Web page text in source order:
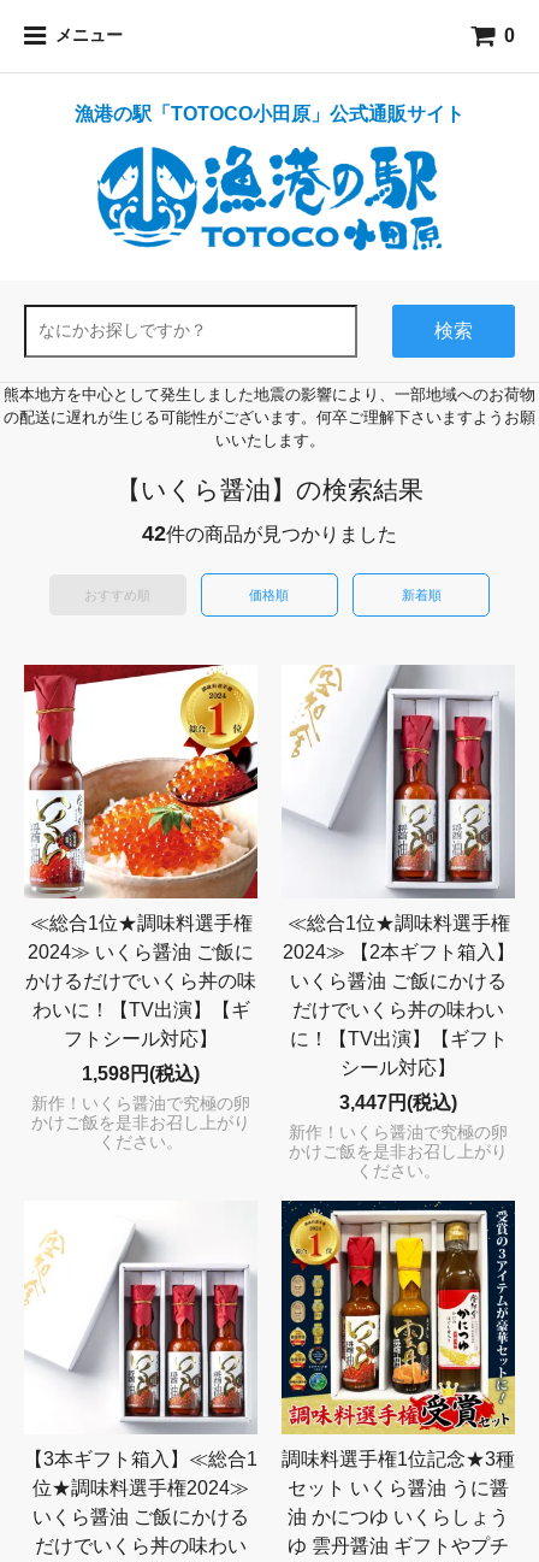
メニュー 0
漁港の駅「TOTOCO小田原」公式通販サイト
検索
熊本地方を中心として発生しました地震の影響により、一部地域へのお荷物
の配送に遅れが生じる可能性がございます。何卒ご理解下さいますようお願
いいたします。
【いくら醤油】の検索結果
42件の商品が見つかりました
おすすめ順 価格順 新着順
≪総合1位★調味料選手権
2024≫ いくら醤油 ご飯に
かけるだけでいくら丼の味
わいに！【TV出演】【ギ
フトシール対応】
1,598円(税込)
新作！いくら醤油で究極の卵
かけご飯を是非お召し上がり
ください。
≪総合1位★調味料選手権
2024≫ 【2本ギフト箱入】
いくら醤油 ご飯にかける
だけでいくら丼の味わい
に！【TV出演】【ギフト
シール対応】
3,447円(税込)
新作！いくら醤油で究極の卵
かけご飯を是非お召し上がり
ください。
【3本ギフト箱入】≪総合1
位★調味料選手権2024≫
いくら醤油 ご飯にかける
だけでいくら丼の味わい
調味料選手権1位記念★3種
セット いくら醤油 うに醤
油 かにつゆ いくらしょう
ゆ 雲丹醤油 ギフトやプチ